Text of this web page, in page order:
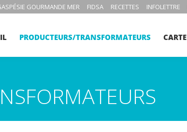
GOURMANDE MER FIDSA RECETTES INFOLETTRE
PRODUCTEURS/TRANSFORMATEURS